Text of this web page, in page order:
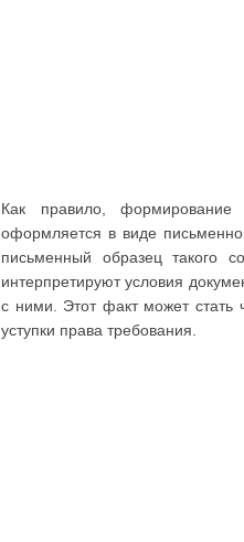
Как правило, формирование
оформляется в виде
письменный образец такого
интерпретируют условия
с ними. Этот факт может стать
уступки права требования.